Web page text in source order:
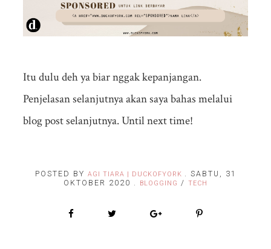
Itu dulu deh ya biar nggak kepanjangan.
Penjelasan selanjutnya akan saya bahas melalui
blog post selanjutnya. Until next time!
POSTED BY AGI TIARA | DUCKOFYORK . SABTU, 31
OKTOBER 2020 . BLOGGING / TECH